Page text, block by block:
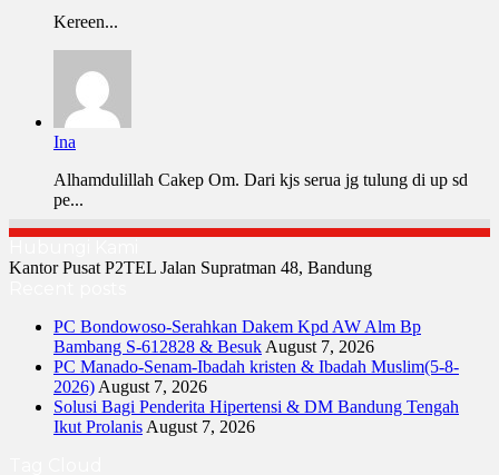
Kereen...
Ina
Alhamdulillah Cakep Om. Dari kjs serua jg tulung di up sd
pe...
Kantor Pusat P2TEL Jalan Supratman 48, Bandung
PC Bondowoso-Serahkan Dakem Kpd AW Alm Bp
Bambang S-612828 & BesukAugust 7, 2026
PC Manado-Senam-Ibadah kristen & Ibadah Muslim(5-8-
2026)August 7, 2026
Solusi Bagi Penderita Hipertensi & DM Bandung Tengah
Ikut ProlanisAugust 7, 2026